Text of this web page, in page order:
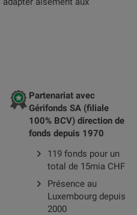
Partenariat avec
Gérifonds SA (filiale
100% BCV) direction de
fonds depuis 1970
119 fonds pour un
total de 15mia CHF
Présence au
Luxembourg depuis
2000